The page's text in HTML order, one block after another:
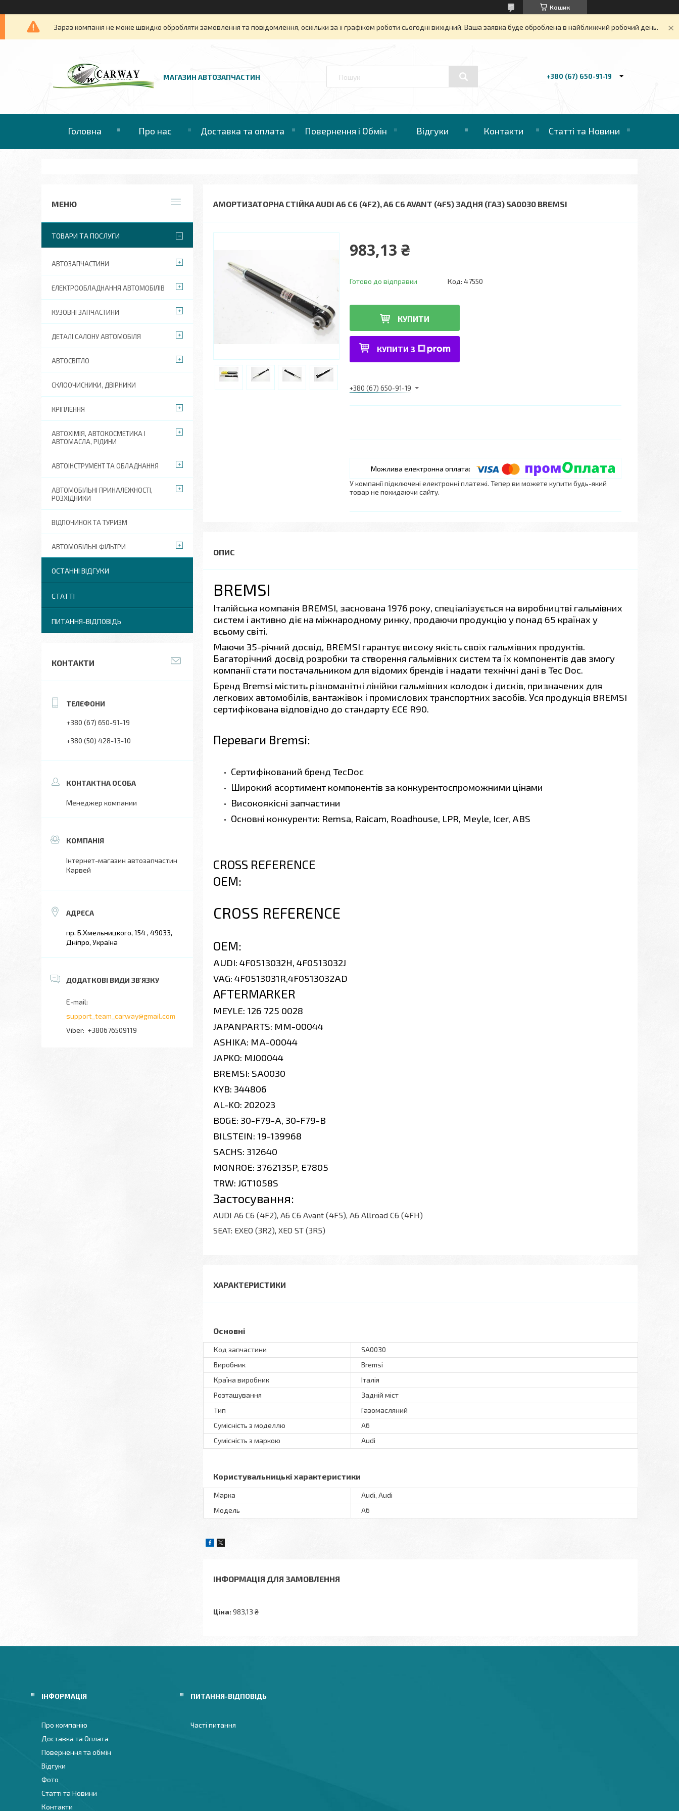
Кошик
Зараз компанія не може швидко обробляти замовлення та повідомлення, оскільки за її графіком роботи сьогодні вихідний. Ваша заявка буде оброблена в найближчий робочий день.
МАГАЗИН АВТОЗАПЧАСТИН +380 (67) 650-91-19
Головна Про нас Доставка та оплата Повернення і Обмін Відгуки Контакти Статті та Новини
АМОРТИЗАТОРНА СТІЙКА AUDI A6 C6 (4F2), A6 C6 AVANT (4F5) ЗАДНЯ (ГАЗ) SA0030 BREMSI
983,13 ₴
Готово до відправки Код: 47550
КУПИТИ
КУПИТИ З
+380 (67) 650-91-19
У компанії підключені електронні платежі. Тепер ви можете купити будь-який
товар не покидаючи сайту.
BREMSI
Італійська компанія BREMSI, заснована 1976 року, спеціалізується на виробництві гальмівних
систем і активно діє на міжнародному ринку, продаючи продукцію у понад 65 країнах у
всьому світі.
Маючи 35-річний досвід, BREMSI гарантує високу якість своїх гальмівних продуктів.
Багаторічний досвід розробки та створення гальмівних систем та їх компонентів дав змогу
компанії стати постачальником для відомих брендів і надати технічні дані в Tec Doc.
Бренд Bremsi містить різноманітні лінійки гальмівних колодок і дисків, призначених для
легкових автомобілів, вантажівок і промислових транспортних засобів. Уся продукція BREMSI
сертифікована відповідно до стандарту ECE R90.
Переваги Bremsi:
Сертифікований бренд TecDoc
Широкий асортимент компонентів за конкурентоспроможними цінами
Високоякісні запчастини
Основні конкуренти: Remsa, Raicam, Roadhouse, LPR, Meyle, Icer, ABS
CROSS REFERENCE
OEM:
CROSS REFERENCE
OEM:
AUDI: 4F0513032H, 4F0513032J
VAG: 4F0513031R,4F0513032AD
AFTERMARKER
MEYLE: 126 725 0028
JAPANPARTS: MM-00044
ASHIKA: MA-00044
JAPKO: MJ00044
BREMSI: SA0030
KYB: 344806
AL-KO: 202023
BOGE: 30-F79-A, 30-F79-B
BILSTEIN: 19-139968
SACHS: 312640
MONROE: 376213SP, E7805
TRW: JGT1058S
Застосування:
AUDI A6 C6 (4F2), A6 C6 Avant (4F5), A6 Allroad C6 (4FH)
SEAT: EXEO (3R2), XEO ST (3R5)
ХАРАКТЕРИСТИКИ
Основні
Код запчастини
SA0030
Виробник
Bremsi
Країна виробник
Італія
Розташування
Задній міст
Тип
Газомасляний
Сумісність з моделлю
A6
Сумісність з маркою
Audi
Користувальницькі характеристики
Марка
Audi, Audi
Мoдель
A6
ІНФОРМАЦІЯ ДЛЯ ЗАМОВЛЕННЯ
Ціна: 983,13 ₴
ТОВАРИ ТА ПОСЛУГИ
АВТОЗАПЧАСТИНИ
ЕЛЕКТРООБЛАДНАННЯ АВТОМОБІЛІВ
КУЗОВНІ ЗАПЧАСТИНИ
ДЕТАЛІ САЛОНУ АВТОМОБІЛЯ
АВТОСВІТЛО
СКЛООЧИСНИКИ, ДВІРНИКИ
КРІПЛЕННЯ
АВТОХІМІЯ, АВТОКОСМЕТИКА І
АВТОМАСЛА, РІДИНИ
АВТОІНСТРУМЕНТ ТА ОБЛАДНАННЯ
АВТОМОБІЛЬНІ ПРИНАЛЕЖНОСТІ,
РОЗХІДНИКИ
ВІДПОЧИНОК ТА ТУРИЗМ
АВТОМОБІЛЬНІ ФІЛЬТРИ
ОСТАННІ ВІДГУКИ
СТАТТІ
ПИТАННЯ-ВІДПОВІДЬ
КОНТАКТИ
+380 (67) 650-91-19
+380 (50) 428-13-10
Менеджер компании
Інтернет-магазин автозапчастин
Карвей
пр. Б.Хмельницкого, 154 , 49033,
Дніпро, Україна
support_team_carway@gmail.com
+380676509119
ІНФОРМАЦІЯ
Про компанію
Доставка та Оплата
Повернення та обмін
Відгуки
Фото
Статті та Новини
Контакти
ПИТАННЯ-ВІДПОВІДЬ
Часті питання